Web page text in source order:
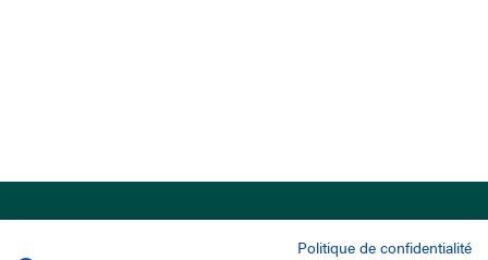
Politique de confidentialité